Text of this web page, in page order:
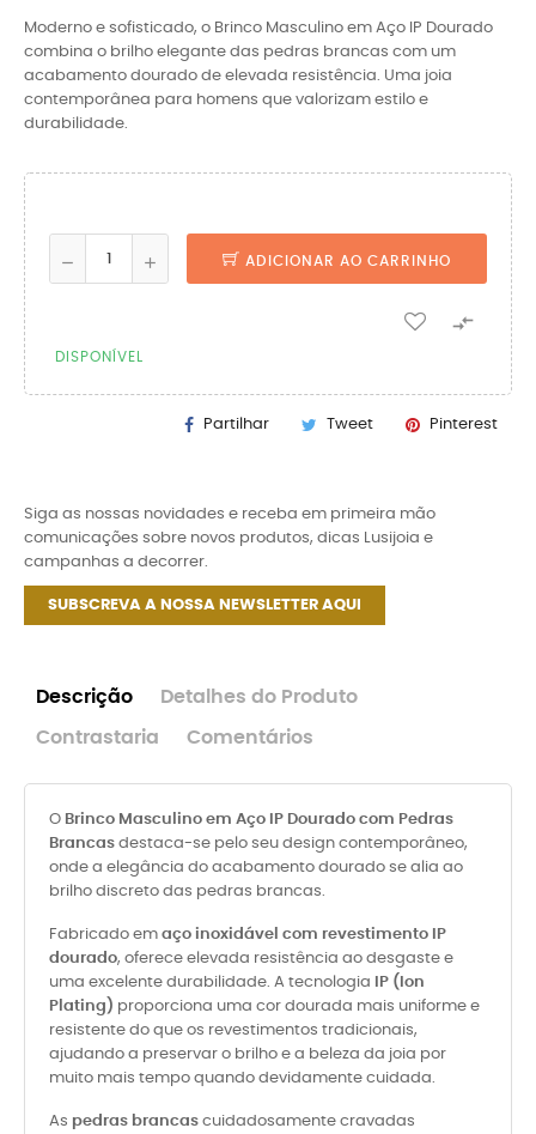
Moderno e sofisticado, o Brinco Masculino em Aço IP Dourado
combina o brilho elegante das pedras brancas com um
acabamento dourado de elevada resistência. Uma joia
contemporânea para homens que valorizam estilo e
durabilidade.
ADICIONAR AO CARRINHO

DISPONÍVEL
Partilhar Tweet Pinterest
Siga as nossas novidades e receba em primeira mão
comunicações sobre novos produtos, dicas Lusijoia e
campanhas a decorrer.
SUBSCREVA A NOSSA NEWSLETTER AQUI
Descrição Detalhes do Produto
Contrastaria Comentários
O Brinco Masculino em Aço IP Dourado com Pedras
Brancas destaca-se pelo seu design contemporâneo,
onde a elegância do acabamento dourado se alia ao
brilho discreto das pedras brancas.
Fabricado em aço inoxidável com revestimento IP
dourado, oferece elevada resistência ao desgaste e
uma excelente durabilidade. A tecnologia
IP (Ion
Plating) proporciona uma cor dourada mais uniforme e
resistente do que os revestimentos tradicionais,
ajudando a preservar o brilho e a beleza da joia por
muito mais tempo quando devidamente cuidada.
As pedras brancas cuidadosamente cravadas